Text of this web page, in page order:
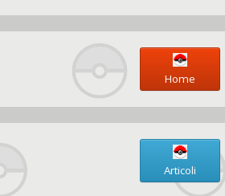
Home
Articoli